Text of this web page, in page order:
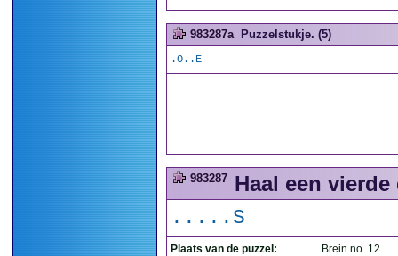
983287a Puzzelstukje. (5)
.O..E
983287 Haal een
.....S
Plaats van de puzzel:
Brein no. 12